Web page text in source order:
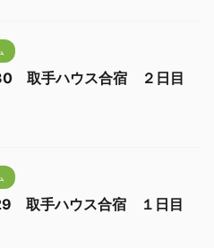
取手ハウス合宿 ２日目
取手ハウス合宿 １日目